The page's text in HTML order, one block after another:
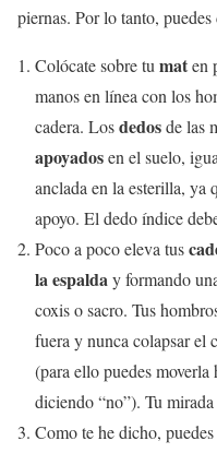
piernas. Por lo tanto,
Colócate sobre tu maten
manos en línea con los
cadera. Losdedosde las
apoyadosen el suelo,
anclada en la esterilla, ya
apoyo. El dedo índice
Poco a poco eleva tus
la espalday formando
coxis o sacro. Tus
fuera y nunca colapsar el
(para ello puedes
diciendo “no”). Tu
Como te he dicho, puedes